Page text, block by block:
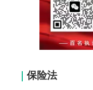
保险法